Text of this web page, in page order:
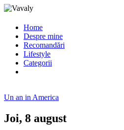
Home
Despre mine
Recomandări
Lifestyle
Categorii
Un an in America
Joi, 8 august